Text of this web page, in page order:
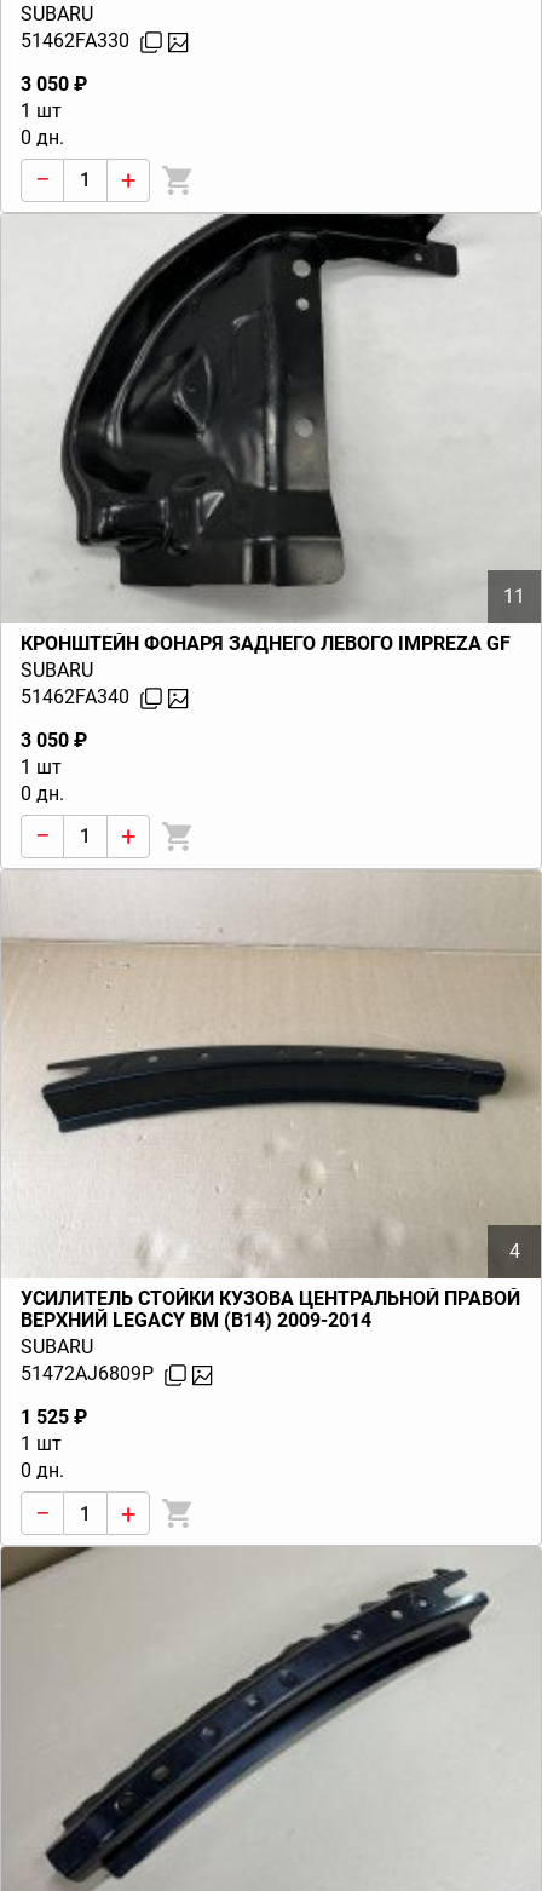
SUBARU
51462FA330
3 050 ₽
1 шт
0 дн.
− +
11
КРОНШТЕЙН ФОНАРЯ ЗАДНЕГО ЛЕВОГО IMPREZA GF
SUBARU
51462FA340
3 050 ₽
1 шт
0 дн.
− +
4
УСИЛИТЕЛЬ СТОЙКИ КУЗОВА ЦЕНТРАЛЬНОЙ ПРАВОЙ
ВЕРХНИЙ LEGACY BM (B14) 2009-2014
SUBARU
51472AJ6809P
1 525 ₽
1 шт
0 дн.
− +